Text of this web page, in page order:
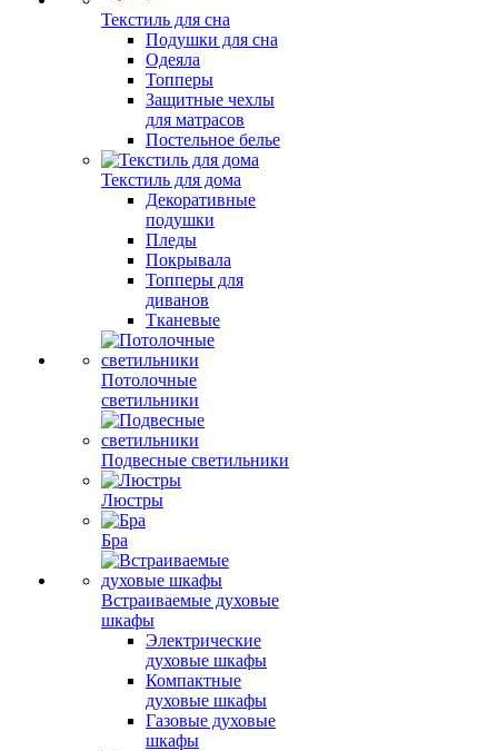
Текстиль для сна
Подушки для сна
Одеяла
Топперы
Защитные чехлы
для матрасов
Постельное белье
Текстиль для дома
Декоративные
подушки
Пледы
Покрывала
Топперы для
диванов
Тканевые
Потолочные
светильники
Подвесные светильники
Люстры
Бра
Встраиваемые духовые
шкафы
Электрические
духовые шкафы
Компактные
духовые шкафы
Газовые духовые
шкафы